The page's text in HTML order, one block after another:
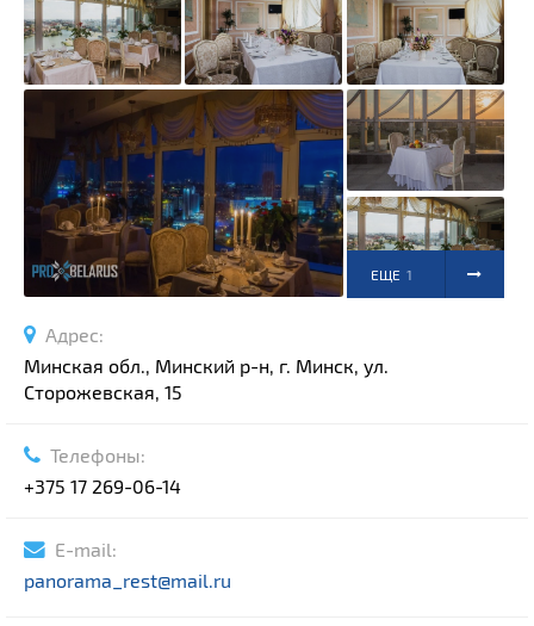
ЕЩЕ 1
Адрес:
Минская обл., Минский р-н, г. Минск, ул.
Сторожевская, 15
Телефоны:
+375 17 269-06-14
E-mail:
panorama_rest@mail.ru